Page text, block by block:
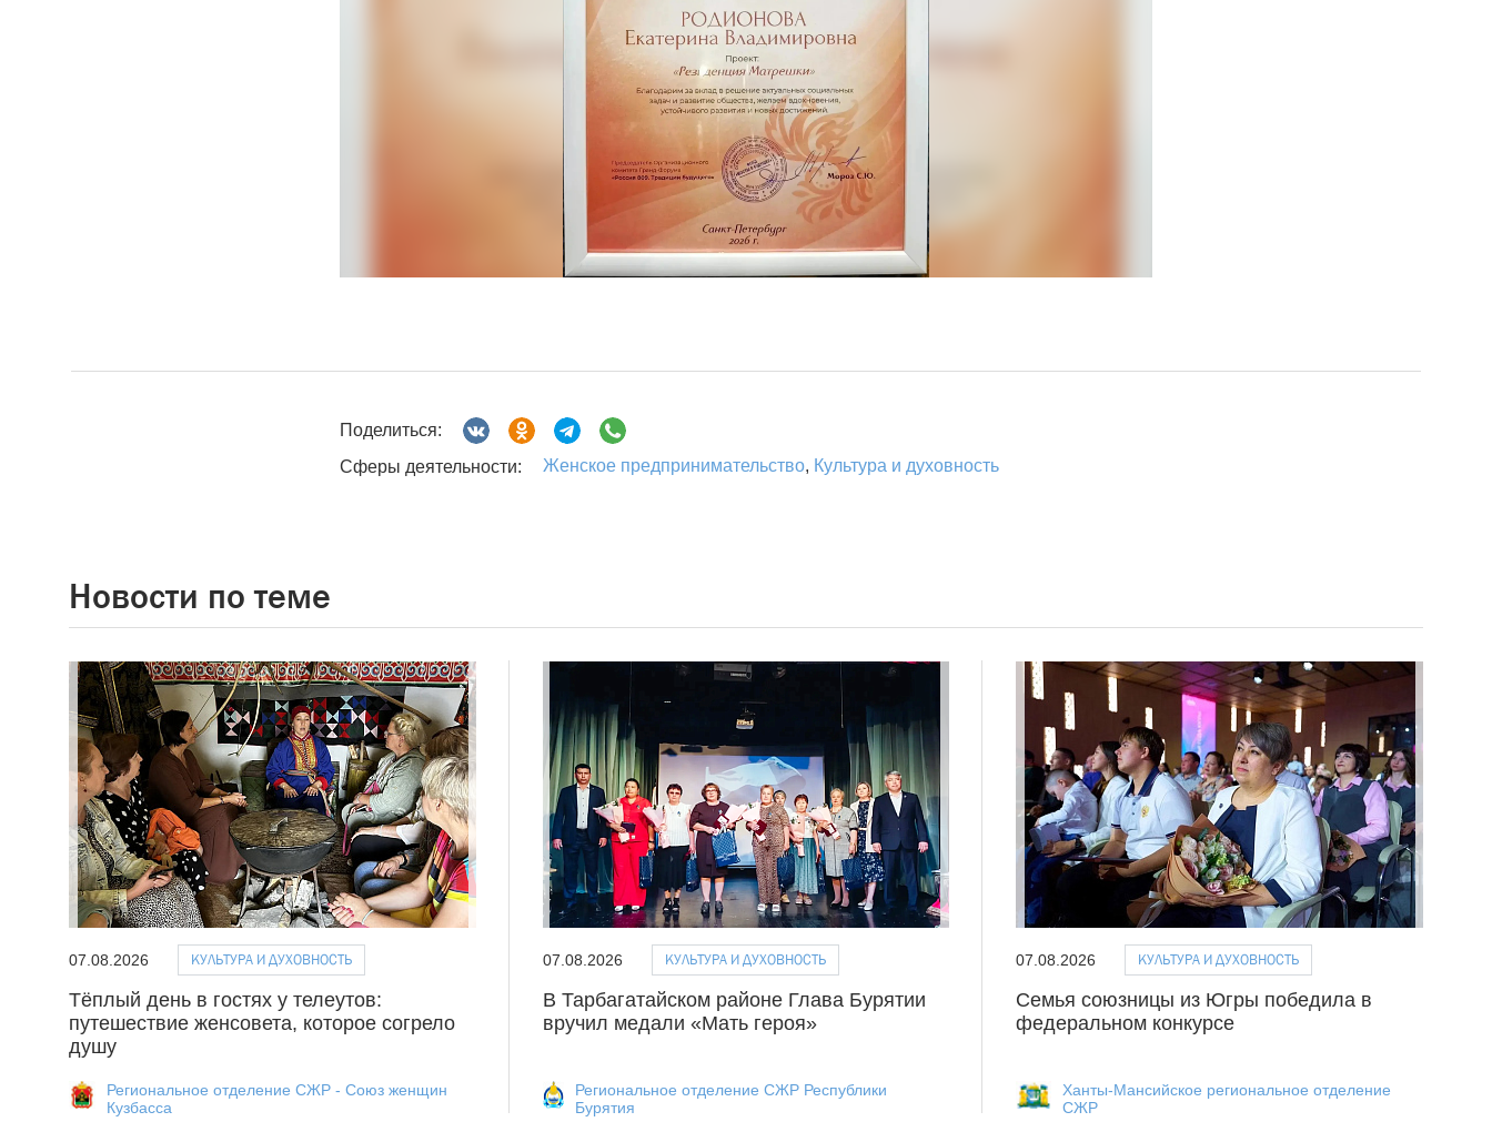
Поделиться:
Сферы деятельности:
Женское предпринимательство, Культура и духовность
Новости по теме
07.08.2026 КУЛЬТУРА И ДУХОВНОСТЬ
Тёплый день в гостях у телеутов:
путешествие женсовета, которое согрело
душу
Региональное отделение СЖР - Союз женщин
Кузбасса
07.08.2026 КУЛЬТУРА И ДУХОВНОСТЬ
В Тарбагатайском районе Глава Бурятии
вручил медали «Мать героя»
Региональное отделение СЖР Республики
Бурятия
07.08.2026 КУЛЬТУРА И ДУХОВНОСТЬ
Семья союзницы из Югры победила в
федеральном конкурсе
Ханты-Мансийское региональное отделение
СЖР